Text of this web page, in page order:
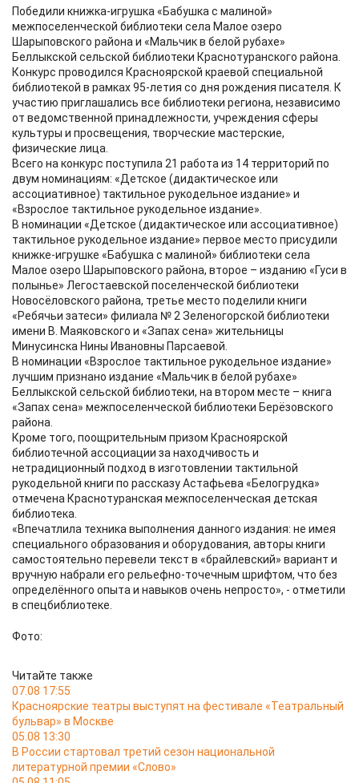
Победили книжка-игрушка «Бабушка с малиной»
межпоселенческой библиотеки села Малое озеро
Шарыповского района и «Мальчик в белой рубахе»
Беллыкской сельской библиотеки Краснотуранского района.
Конкурс проводился Красноярской краевой специальной
библиотекой в рамках 95-летия со дня рождения писателя. К
участию приглашались все библиотеки региона, независимо
от ведомственной принадлежности, учреждения сферы
культуры и просвещения, творческие мастерские,
физические лица.
Всего на конкурс поступила 21 работа из 14 территорий по
двум номинациям: «Детское (дидактическое или
ассоциативное) тактильное рукодельное издание» и
«Взрослое тактильное рукодельное издание».
В номинации «Детское (дидактическое или ассоциативное)
тактильное рукодельное издание» первое место присудили
книжке-игрушке «Бабушка с малиной» библиотеки села
Малое озеро Шарыповского района, второе – изданию «Гуси в
полынье» Легостаевской поселенческой библиотеки
Новосёловского района, третье место поделили книги
«Ребячьи затеси» филиала № 2 Зеленогорской библиотеки
имени В. Маяковского и «Запах сена» жительницы
Минусинска Нины Ивановны Парсаевой.
В номинации «Взрослое тактильное рукодельное издание»
лучшим признано издание «Мальчик в белой рубахе»
Беллыкской сельской библиотеки, на втором месте – книга
«Запах сена» межпоселенческой библиотеки Берёзовского
района.
Кроме того, поощрительным призом Красноярской
библиотечной ассоциации за находчивость и
нетрадиционный подход в изготовлении тактильной
рукодельной книги по рассказу Астафьева «Белогрудка»
отмечена Краснотуранская межпоселенческая детская
библиотека.
«Впечатлила техника выполнения данного издания: не имея
специального образования и оборудования, авторы книги
самостоятельно перевели текст в «брайлевский» вариант и
вручную набрали его рельефно-точечным шрифтом, что без
определённого опыта и навыков очень непросто», - отметили
в спецбиблиотеке.
Фото:
Читайте также
07.08 17:55
Красноярские театры выступят на фестивале «Театральный
бульвар» в Москве
05.08 13:30
В России стартовал третий сезон национальной
литературной премии «Слово»